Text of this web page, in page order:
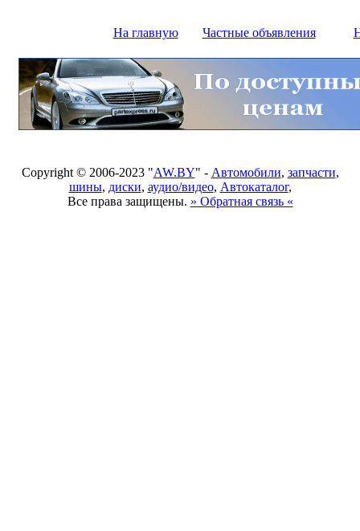
На главную Частные объявления
Copyright © 2006-2023 "AW.BY" - Автомобили, запчасти,
шины, диски, аудио/видео, Автокаталог,
Все права защищены. » Обратная связь «